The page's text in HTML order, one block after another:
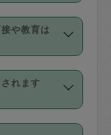
ことが可
スカジさ
くださ
調整はで
で、依頼
ィールで
作業、屋
持ちの
格者で保
で料理関
、日本で
先生とし
出身の
や教育は
接と説明
証明書の
す。外国
れます
タスカジ